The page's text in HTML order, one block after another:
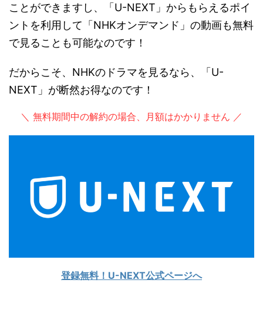
ことができますし、「U-NEXT」からもらえるポイ
ントを利用して「NHKオンデマンド」の動画も無料
で見ることも可能なのです！
だからこそ、NHKのドラマを見るなら、「U-
NEXT」が断然お得なのです！
＼ 無料期間中の解約の場合、月額はかかりません ／
登録無料！U-NEXT公式ページへ